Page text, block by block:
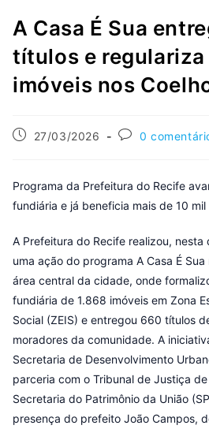
A Casa É Sua
títulos e regulariza
imóveis nos
27/03/2026 0
Programa da Prefeitura do Recife
fundiária e já beneficia mais de 10 mil
A Prefeitura do Recife realizou,
uma ação do programa A Casa É
área central da cidade, onde
fundiária de 1.868 imóveis em Zona
Social (ZEIS) e entregou 660 títulos
moradores da comunidade. A
Secretaria de Desenvolvimento
parceria com o Tribunal de Justiça
Secretaria do Patrimônio da União
presença do prefeito João Campos,